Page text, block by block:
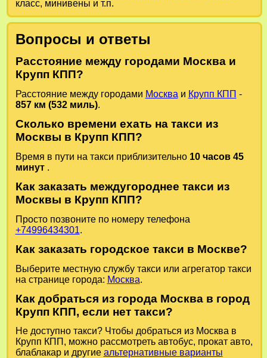
класс, минивены и т.п.
Вопросы и ответы
Расстояние между городами Москва и
Крупп КПП?
Расстояние между городами Москва и Крупп КПП -
857 км (532 миль).
Сколько времени ехать на такси из
Москвы в Крупп КПП?
Время в пути на такси приблизительно 10 часов 45
минут .
Как заказать междугороднее такси из
Москвы в Крупп КПП?
Просто позвоните по номеру телефона
+74996434301.
Как заказать городское такси в Москве?
Выберите местную службу такси или агрегатор такси
на странице города: Москва.
Как добраться из города Москва в город
Крупп КПП, если нет такси?
Не доступно такси? Чтобы добраться из Москва в
Крупп КПП, можно рассмотреть автобус, прокат авто,
блаблакар и другие альтернативные варианты